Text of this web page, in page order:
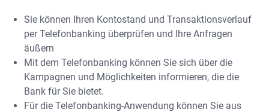
Sie können Ihren Kontostand und Transaktionsverlauf
per Telefonbanking überprüfen und Ihre Anfragen
äußern
Mit dem Telefonbanking können Sie sich über die
Kampagnen und Möglichkeiten informieren, die die
Bank für Sie bietet.
Für die Telefonbanking-Anwendung können Sie aus